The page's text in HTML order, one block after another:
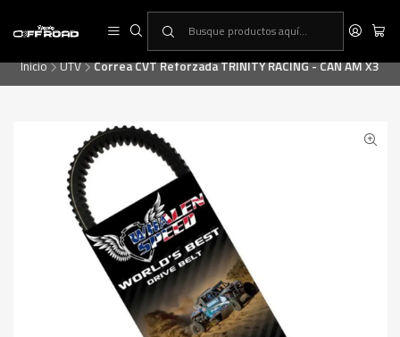
RINCON OFF-ROAD, la primera tienda especialista en equipamiento ATV
& UTV
Inicio
UTV Correa CVT Reforzada TRINITY RACING - CAN AM X3